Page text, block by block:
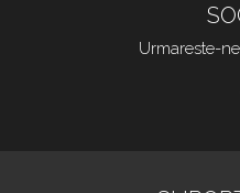
Urmareste-